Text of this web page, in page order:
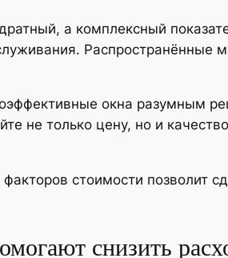
а комплексный
окна разумным
не только цену, но и
стоимости позволит
снизить